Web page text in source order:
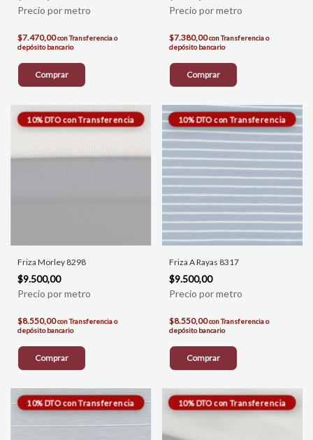
$7.470,00conTransferencia o
depósito bancario
Comprar
$7.380,00conTransferencia o
depósito bancario
Comprar
Friza Morley 8298
$9.500,00
$8.550,00conTransferencia o
depósito bancario
Comprar
Friza A Rayas 8317
$9.500,00
$8.550,00conTransferencia o
depósito bancario
Comprar